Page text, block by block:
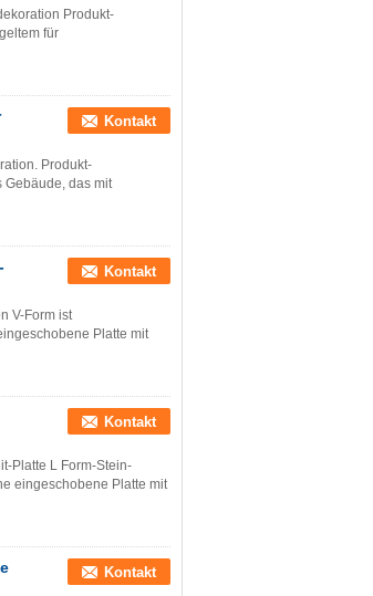
Produkt-
für
Kontakt
Produkt-
Gebäude, das mit
Kontakt
V-Form ist
Platte mit
Kontakt
Platte L Form-Stein-
eingeschobene Platte mit
Kontakt